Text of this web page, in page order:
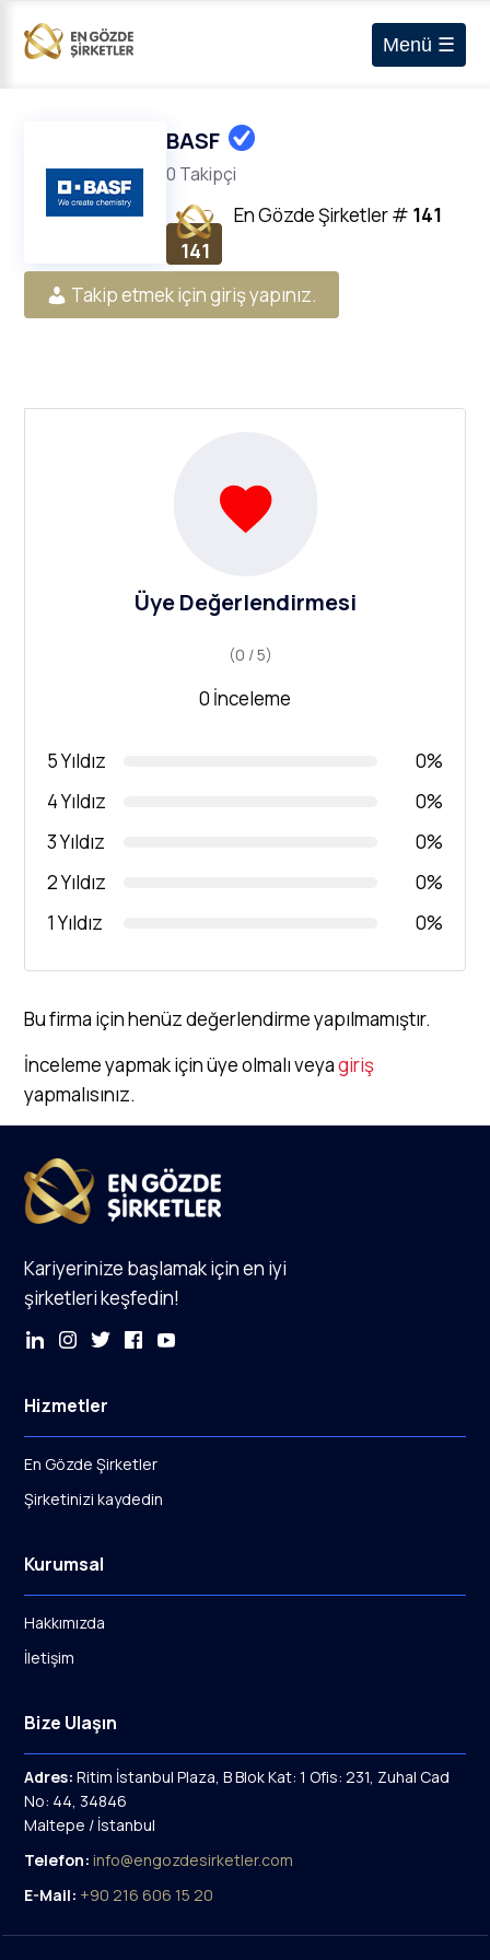
Menü ☰
BASF
0 Takipçi
141
En Gözde Şirketler# 141
Takip etmek için giriş yapınız.
Üye Değerlendirmesi
(0 / 5)
0 İnceleme
5 Yıldız
0%
4 Yıldız
0%
3 Yıldız
0%
2 Yıldız
0%
1 Yıldız
0%
Bu firma için henüz değerlendirme yapılmamıştır.
İnceleme yapmak için üye olmalı veyagiriş
yapmalısınız.
Kariyerinize başlamak için en iyi
şirketleri keşfedin!
Hizmetler
En Gözde Şirketler
Şirketinizi kaydedin
Kurumsal
Hakkımızda
İletişim
Bize Ulaşın
Adres: Ritim İstanbul Plaza, B Blok Kat: 1 Ofis: 231, Zuhal Cad
No: 44, 34846
Maltepe / İstanbul
Telefon: info@engozdesirketler.com
E-Mail: +90 216 606 15 20